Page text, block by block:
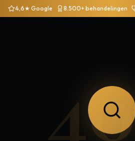
4,6★ Google 8.500+ behandelingen